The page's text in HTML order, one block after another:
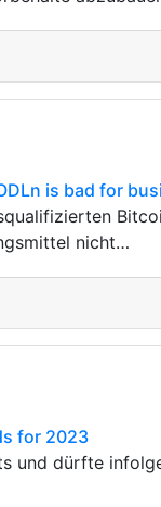
is bad for
nicht…
for 2023
und dürfte